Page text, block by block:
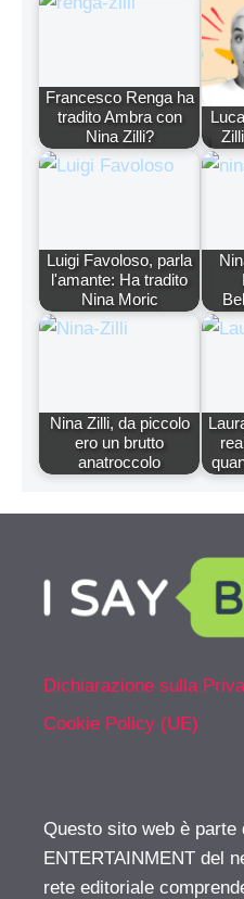
Francesco Renga ha
tradito Ambra con
Nina Zilli?
Luigi Favoloso, parla
l'amante: Ha tradito
Nina Moric
Nina Zilli, da piccolo
ero un brutto
anatroccolo
Dichiarazione sulla
Cookie Policy (UE)
Questo sito web è parte
ENTERTAINMENT del
rete editoriale